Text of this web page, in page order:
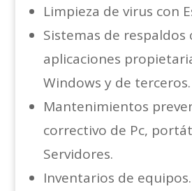
Limpieza de virus con
Sistemas de respaldos
aplicaciones
Windows y de terceros.
Mantenimientos
correctivo de Pc,
Servidores.
Inventarios de equipos.